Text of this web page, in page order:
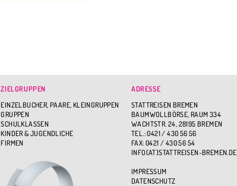
ZIELGRUPPEN
EINZELBUCHER, PAARE, KLEINGRUPPEN
GRUPPEN
SCHULKLASSEN
KINDER & JUGENDLICHE
FIRMEN
ADRESSE
STATTREISEN BREMEN
BAUMWOLLBÖRSE, RAUM 334
WACHTSTR. 24, 28195 BREMEN
TEL.: 0421 / 430 56 56
FAX: 0421 / 430 56 54
INFO(AT)STATTREISEN-BREMEN.DE
IMPRESSUM
DATENSCHUTZ